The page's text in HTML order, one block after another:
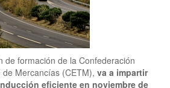
de formación de la Confederación
Mercancías (CETM), va a impartir
eficiente en noviembre de